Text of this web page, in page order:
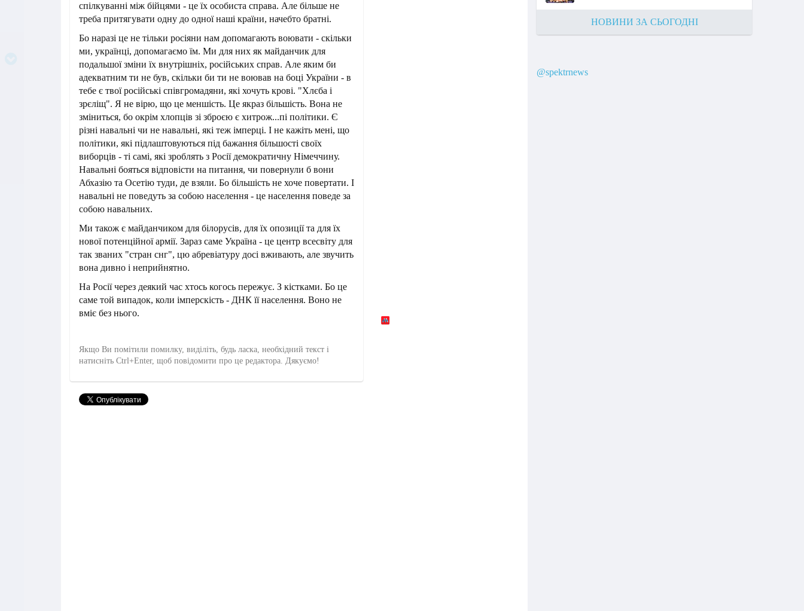
спілкуванні між бійцями - це їх особиста справа. Але більше не
треба притягувати одну до одної наші країни, начебто братні.
Бо наразі це не тільки росіяни нам допомагають воювати - скільки
ми, українці, допомагаємо їм. Ми для них як майданчик для
подальшої зміни їх внутрішніх, російських справ. Але яким би
адекватним ти не був, скільки би ти не воював на боці України - в
тебе є твої російські співгромадяни, які хочуть крові. "Хлєба і
зрєліщ". Я не вірю, що це меншість. Це якраз більшість. Вона не
зміниться, бо окрім хлопців зі зброєю є хитрож...пі політики. Є
різні навальні чи не навальні, які теж імперці. І не кажіть мені, що
політики, які підлаштовуються під бажання більшості своїх
виборців - ті самі, які зроблять з Росії демократичну Німеччину.
Навальні бояться відповісти на питання, чи повернули б вони
Абхазію та Осетію туди, де взяли. Бо більшість не хоче повертати. І
навальні не поведуть за собою населення - це населення поведе за
собою навальних.
Ми також є майданчиком для білорусів, для їх опозиції та для їх
нової потенційної армії. Зараз саме Україна - це центр всесвіту для
так званих "стран снг", цю абревіатуру досі вживають, але звучить
вона дивно і неприйнятно.
На Росії через деякий час хтось когось пережує. З кістками. Бо це
саме той випадок, коли імперскість - ДНК її населення. Воно не
вміє без нього.
Якщо Ви помітили помилку, виділіть, будь ласка, необхідний текст і
натисніть Ctrl+Enter, щоб повідомити про це редактора. Дякуємо!
НОВИНИ ЗА СЬОГОДНІ
@spektrnews